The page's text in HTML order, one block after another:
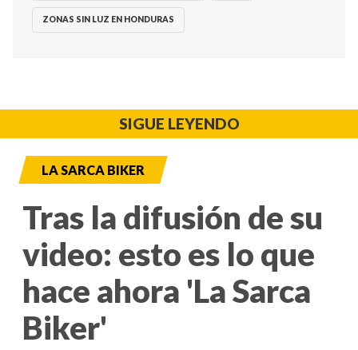
ZONAS SIN LUZ EN HONDURAS
SIGUE LEYENDO
LA SARCA BIKER
Tras la difusión de su
video: esto es lo que
hace ahora 'La Sarca
Biker'